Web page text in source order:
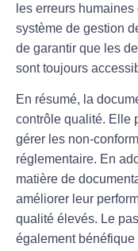
les erreurs
système de gestion
de garantir que les
sont toujours
En résumé, la
contrôle qualité. Elle
gérer les non-
réglementaire. En
matière de
améliorer leur
qualité élevés. Le
également